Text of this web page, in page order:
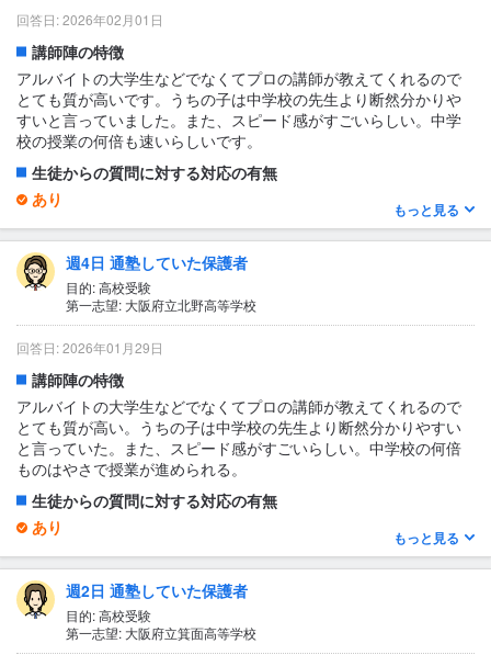
授業は、集中しやすい環境の中でテンポよく進み、子どもが飽き
ずに学べる雰囲気があると感じました。講師が一方的に教えるだ
けでなく、理解を確認しながら進めてくれるため安心です。教室
全体にも前向きな緊張感があり、学習意欲が高まる環境だと思い
ます。
テキスト・教材について
特になし
回答日: 2026年02月01日
講師陣の特徴
アルバイトの大学生などでなくてプロの講師が教えてくれるので
とても質が高いです。うちの子は中学校の先生より断然分かりや
すいと言っていました。また、スピード感がすごいらしい。中学
校の授業の何倍も速いらしいです。
生徒からの質問に対する対応の有無
あり
うちの子はしてないから分からない
1日あたりの授業時間について
2〜3時間
授業の形式・流れ・雰囲気
はじめは小テストがある。点数が悪いと残されるという噂。その
後にすごいスピードで授業がすすめられる。雰囲気はとにかく真
面目。みんな志が高いので、邪魔をする生徒はいない。レベルの
高い授業にもみんな食らいつくのでお互いが高め合える。
テキスト・教材について
この塾の独自のテキストや問題集を買わされる。質は高い。
もっと見る
週4日 通塾していた保護者
目的: 高校受験
第一志望: 大阪府立北野高等学校
回答日: 2026年01月29日
講師陣の特徴
アルバイトの大学生などでなくてプロの講師が教えてくれるので
とても質が高い。うちの子は中学校の先生より断然分かりやすい
と言っていた。また、スピード感がすごいらしい。中学校の何倍
ものはやさで授業が進められる。
生徒からの質問に対する対応の有無
あり
うちの子はしてないから分からない。
1日あたりの授業時間について
2〜3時間
授業の形式・流れ・雰囲気
もっと見る
週2日 通塾していた保護者
目的: 高校受験
第一志望: 大阪府立箕面高等学校